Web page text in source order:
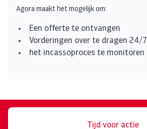
Agora maakt het mogelijk om:
Een offerte te ontvangen
Vorderingen over te dragen 24/7
het incassoproces te monitoren
Tijd voor actie